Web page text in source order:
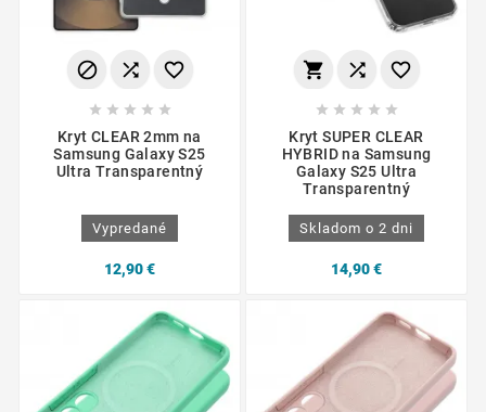
  
    
Kryt CLEAR 2mm na
Samsung Galaxy S25
Ultra Transparentný
Vypredané
12,90 €
  
    
Kryt SUPER CLEAR
HYBRID na Samsung
Galaxy S25 Ultra
Transparentný
Skladom o 2 dni
14,90 €